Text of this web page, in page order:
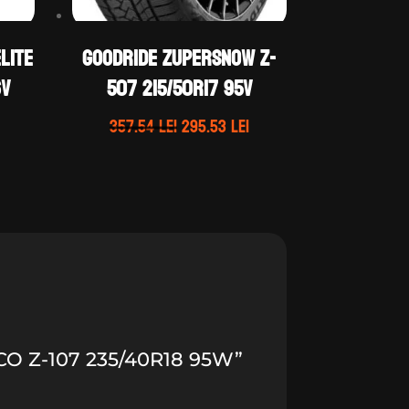
GOODRIDE ZUPERSNOW Z-
507 215/50R17 95V
357.54leiPrețul
295.53leiPrețul
Z-107 235/40R18 95W”